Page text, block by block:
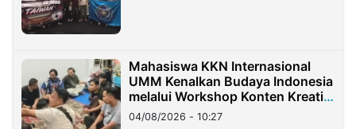
Mahasiswa KKN Internasional
UMM Kenalkan Budaya Indonesia
melalui Workshop Konten Kreatif
di Taiwan
04/08/2026 - 10:27